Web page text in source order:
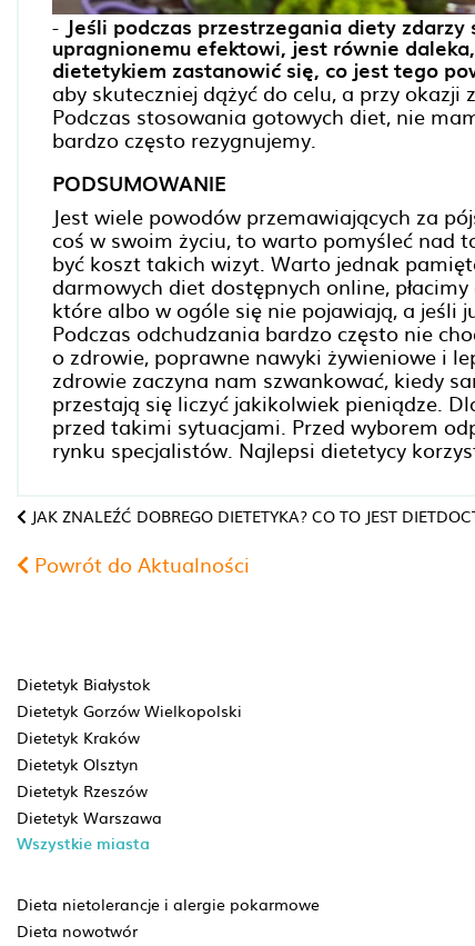
- Jeśli podczas przestrzegania diety
upragnionemu efektowi, jest równie
dietetykiem zastanowić się, co jest tego
aby skuteczniej dążyć do celu, a przy
Podczas stosowania gotowych diet, nie
bardzo często rezygnujemy.
PODSUMOWANIE
Jest wiele powodów przemawiających za
coś w swoim życiu, to warto pomyśleć nad
być koszt takich wizyt. Warto jednak
darmowych diet dostępnych online,
które albo w ogóle się nie pojawiają, a jeśli
Podczas odchudzania bardzo często nie
o zdrowie, poprawne nawyki żywieniowe i
zdrowie zaczyna nam szwankować, kiedy
przestają się liczyć jakikolwiek pieniądze.
przed takimi sytuacjami. Przed wyborem
rynku specjalistów. Najlepsi dietetycy
JAK ZNALEŹĆ DOBREGO DIETETYKA? CO TO JEST
Powrót do Aktualności
Dietetyk Białystok
Dietetyk Gorzów Wielkopolski
Dietetyk Kraków
Dietetyk Olsztyn
Dietetyk Rzeszów
Dietetyk Warszawa
Wszystkie miasta
Dieta nietolerancje i alergie pokarmowe
Dieta nowotwór